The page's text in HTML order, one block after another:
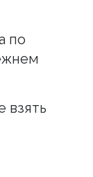
по
взять